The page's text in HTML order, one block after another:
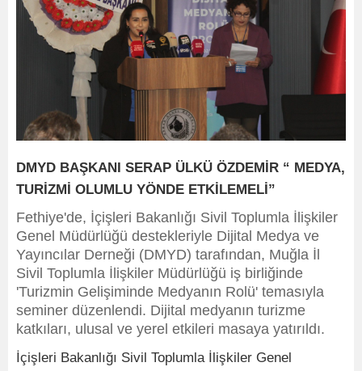
DMYD BAŞKANI SERAP ÜLKÜ ÖZDEMİR “ MEDYA,
TURİZMİ OLUMLU YÖNDE ETKİLEMELİ”
Fethiye'de, İçişleri Bakanlığı Sivil Toplumla İlişkiler
Genel Müdürlüğü destekleriyle Dijital Medya ve
Yayıncılar Derneği (DMYD) tarafından, Muğla İl
Sivil Toplumla İlişkiler Müdürlüğü iş birliğinde
'Turizmin Gelişiminde Medyanın Rolü' temasıyla
seminer düzenlendi. Dijital medyanın turizme
katkıları, ulusal ve yerel etkileri masaya yatırıldı.
İçişleri Bakanlığı Sivil Toplumla İlişkiler Genel